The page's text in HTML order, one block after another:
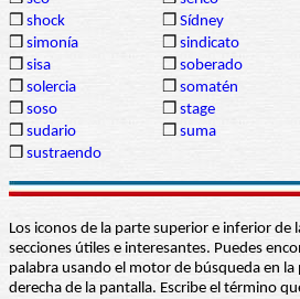
❒ shock ❒ Sídney
❒ simonía ❒ sindicato
❒ sisa ❒ soberado
❒ solercia ❒ somatén
❒ soso ❒ stage
❒ sudario ❒ suma
❒ sustraendo
Los iconos de la parte superior e inferior de
secciones útiles e interesantes. Puedes
palabra usando el motor de búsqueda en
derecha de la pantalla. Escribe el término